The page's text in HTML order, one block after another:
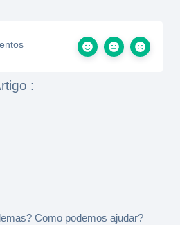
:
Como podemos ajudar?